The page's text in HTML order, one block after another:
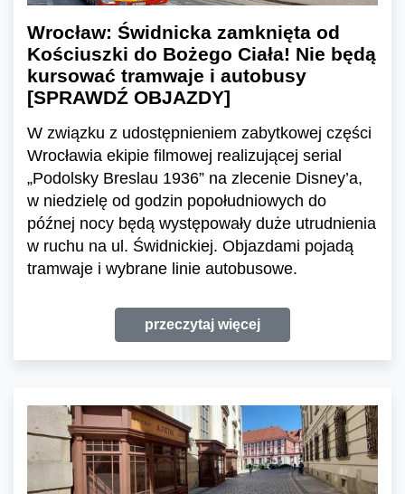
Wrocław: Świdnicka zamknięta od
Kościuszki do Bożego Ciała! Nie będą
kursować tramwaje i autobusy
[SPRAWDŹ OBJAZDY]
W związku z udostępnieniem zabytkowej części
Wrocławia ekipie filmowej realizującej serial
„Podolsky Breslau 1936” na zlecenie Disney’a,
w niedzielę od godzin popołudniowych do
późnej nocy będą występowały duże utrudnienia
w ruchu na ul. Świdnickiej. Objazdami pojadą
tramwaje i wybrane linie autobusowe.
przeczytaj więcej